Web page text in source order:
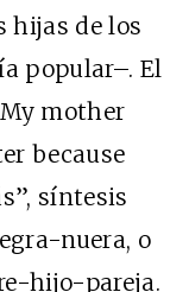
hijas de los
popular–. El
mother
because
síntesis
nuera, o
hijo-pareja.